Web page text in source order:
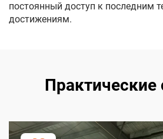
постоянный доступ к последним
достижениям.
Практические